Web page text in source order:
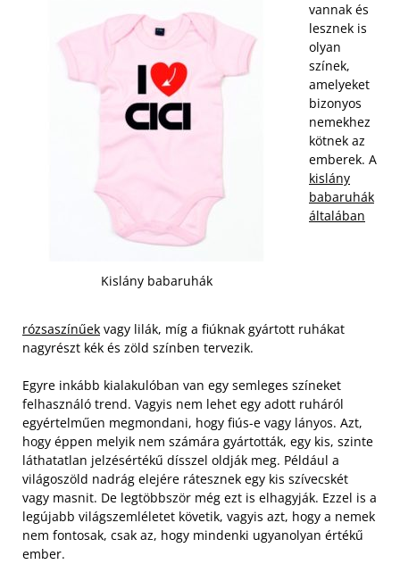
Kislány babaruhák
vannak és
lesznek is
olyan
színek,
amelyeket
bizonyos
nemekhez
kötnek az
emberek. A
kislány
babaruhák
általában
rózsaszínűek vagy lilák, míg a fiúknak gyártott ruhákat
nagyrészt kék és zöld színben tervezik.
Egyre inkább kialakulóban van egy semleges színeket
felhasználó trend. Vagyis nem lehet egy adott ruháról
egyértelműen megmondani, hogy fiús-e vagy lányos. Azt,
hogy éppen melyik nem számára gyártották, egy kis, szinte
láthatatlan jelzésértékű dísszel oldják meg. Például a
világoszöld nadrág elejére rátesznek egy kis szívecskét
vagy masnit. De legtöbbször még ezt is elhagyják. Ezzel is a
legújabb világszemléletet követik, vagyis azt, hogy a nemek
nem fontosak, csak az, hogy mindenki ugyanolyan értékű
ember.